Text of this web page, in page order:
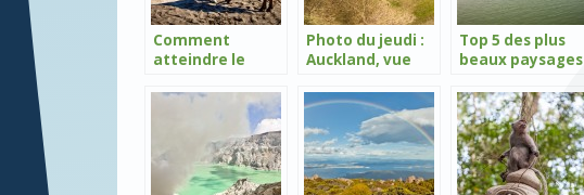
Comment
atteindre le
Photo du jeudi :
Auckland, vue
Mont Eden
Top 5 des plus
beaux paysages